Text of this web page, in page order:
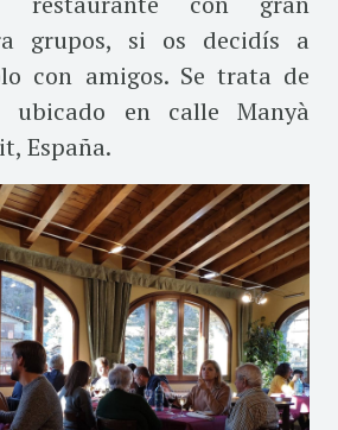
grupos, si os decidís a
con amigos. Se trata de
ubicado en calle Manyà
España.